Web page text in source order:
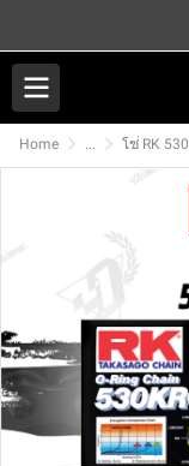
Home ... โซ่ RK 530